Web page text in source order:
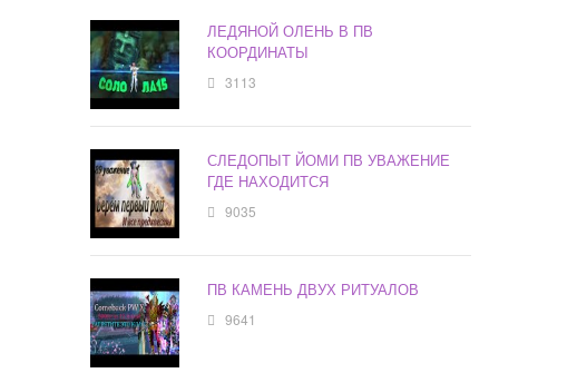
ЛЕДЯНОЙ ОЛЕНЬ В ПВ
КООРДИНАТЫ
3113
СЛЕДОПЫТ ЙОМИ ПВ УВАЖЕНИЕ
ГДЕ НАХОДИТСЯ
9035
ПВ КАМЕНЬ ДВУХ РИТУАЛОВ
9641